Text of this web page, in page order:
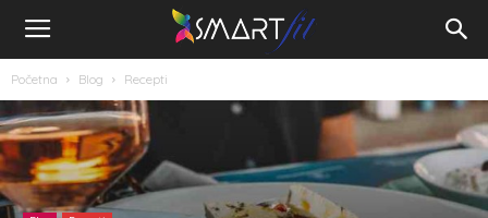
Početna Blog Recepti